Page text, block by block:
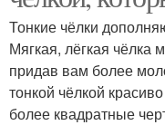
Тонкие чёлки
Мягкая, лёгкая чёлка
придав вам более
тонкой чёлкой
более квадратные